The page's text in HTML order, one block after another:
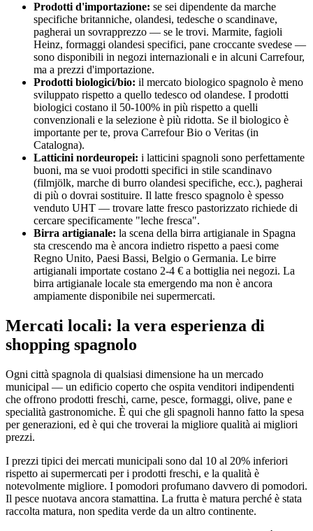
Prodotti d'importazione: se sei dipendente da marche
specifiche britanniche, olandesi, tedesche o scandinave,
pagherai un sovrapprezzo — se le trovi. Marmite, fagioli
Heinz, formaggi olandesi specifici, pane croccante svedese —
sono disponibili in negozi internazionali e in alcuni Carrefour,
ma a prezzi d'importazione.
Prodotti biologici/bio: il mercato biologico spagnolo è meno
sviluppato rispetto a quello tedesco od olandese. I prodotti
biologici costano il 50-100% in più rispetto a quelli
convenzionali e la selezione è più ridotta. Se il biologico è
importante per te, prova Carrefour Bio o Veritas (in
Catalogna).
Latticini nordeuropei: i latticini spagnoli sono perfettamente
buoni, ma se vuoi prodotti specifici in stile scandinavo
(filmjölk, marche di burro olandesi specifiche, ecc.), pagherai
di più o dovrai sostituire. Il latte fresco spagnolo è spesso
venduto UHT — trovare latte fresco pastorizzato richiede di
cercare specificamente "leche fresca".
Birra artigianale: la scena della birra artigianale in Spagna
sta crescendo ma è ancora indietro rispetto a paesi come
Regno Unito, Paesi Bassi, Belgio o Germania. Le birre
artigianali importate costano 2-4 € a bottiglia nei negozi. La
birra artigianale locale sta emergendo ma non è ancora
ampiamente disponibile nei supermercati.
Mercati locali: la vera esperienza di
shopping spagnolo
Ogni città spagnola di qualsiasi dimensione ha un mercado
municipal — un edificio coperto che ospita venditori indipendenti
che offrono prodotti freschi, carne, pesce, formaggi, olive, pane e
specialità gastronomiche. È qui che gli spagnoli hanno fatto la spesa
per generazioni, ed è qui che troverai la migliore qualità ai migliori
prezzi.
I prezzi tipici dei mercati municipali sono dal 10 al 20% inferiori
rispetto ai supermercati per i prodotti freschi, e la qualità è
notevolmente migliore. I pomodori profumano davvero di pomodori.
Il pesce nuotava ancora stamattina. La frutta è matura perché è stata
raccolta matura, non spedita verde da un altro continente.